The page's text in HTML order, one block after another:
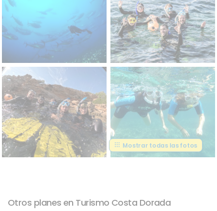
Mostrar todas las fotos
Otros planes en Turismo Costa Dorada